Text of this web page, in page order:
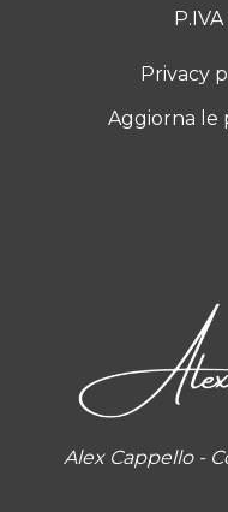
Privacy
Aggiorna le
Alex Cappello -